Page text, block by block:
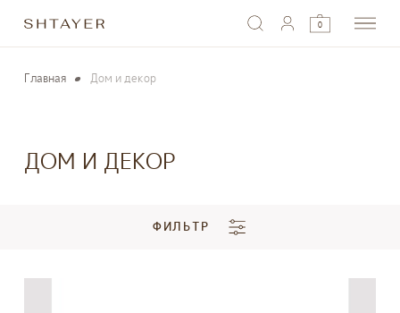
0
Главная Дом и декор
ДОМ И ДЕКОР
ФИЛЬТР